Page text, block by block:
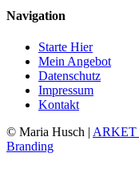
Navigation
Starte Hier
Mein Angebot
Datenschutz
Impressum
Kontakt
© Maria Husch | ARKET
Branding